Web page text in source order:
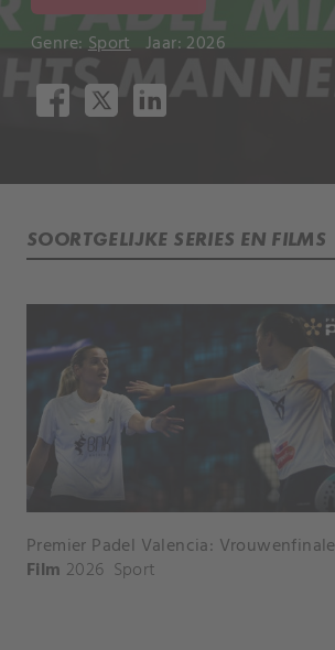
Genre: Sport Jaar: 2026
SOORTGELIJKE SERIES EN FILMS
Premier Padel Valencia: Vrouwenfinale
Film 2026 Sport